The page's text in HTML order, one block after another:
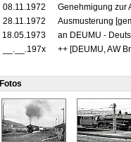
08.11.1972
Genehmigung zur
28.11.1972
Ausmusterung
18.05.1973
an DEUMU -
__.__.197x
++ [DEUMU, AW
Fotos